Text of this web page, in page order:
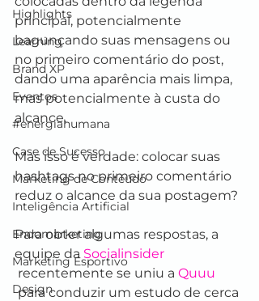
Highlights
Learning
Brand XP
Eventos
#energiahumana
Case de Sucesso
Marketing de Conteúdo
Inteligência Artificial
Endomarketing
Marketing Esportivo
Design
principal, potencialmente
bagunçando suas mensagens ou
no primeiro comentário do post,
dando uma aparência mais limpa,
mas potencialmente à custa do
alcance.
Mas isso é verdade: colocar suas
hashtags no primeiro comentário
reduz o alcance da sua postagem?
Para obter algumas respostas, a
equipe da Socialinsider
recentemente se uniu a Quuu
para conduzir um estudo de cerca